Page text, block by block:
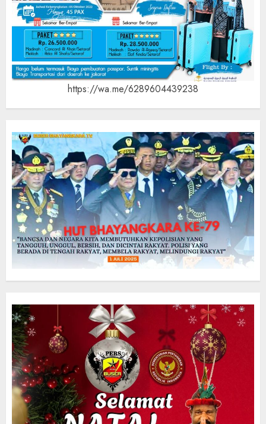
https://wa.me/6289604439238